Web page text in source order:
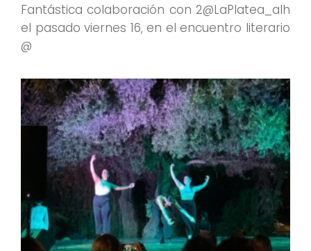
Fantástica colaboración con 2@LaPlatea_alh
el pasado viernes 16, en el encuentro literario
@